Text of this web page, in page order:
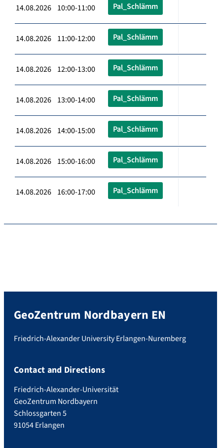
14.08.2026 10:00-11:00 Pal_Schlämm
14.08.2026 11:00-12:00 Pal_Schlämm
14.08.2026 12:00-13:00 Pal_Schlämm
14.08.2026 13:00-14:00 Pal_Schlämm
14.08.2026 14:00-15:00 Pal_Schlämm
14.08.2026 15:00-16:00 Pal_Schlämm
14.08.2026 16:00-17:00 Pal_Schlämm
GeoZentrum Nordbayern EN
Friedrich-Alexander University Erlangen-Nuremberg
Contact and Directions
Friedrich-Alexander-Universität
GeoZentrum Nordbayern
Schlossgarten 5
91054 Erlangen